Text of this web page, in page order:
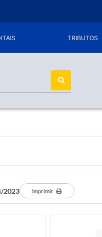
TRIBUTOS
2023 Imprimir